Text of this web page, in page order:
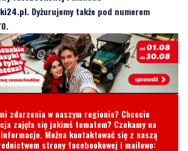
zdarzenia w naszym regionie? Chcecie
zajęła się jakimś tematem? Czekamy na
Można kontaktować się z naszą
Dyżurujemy także pod numerem
670.